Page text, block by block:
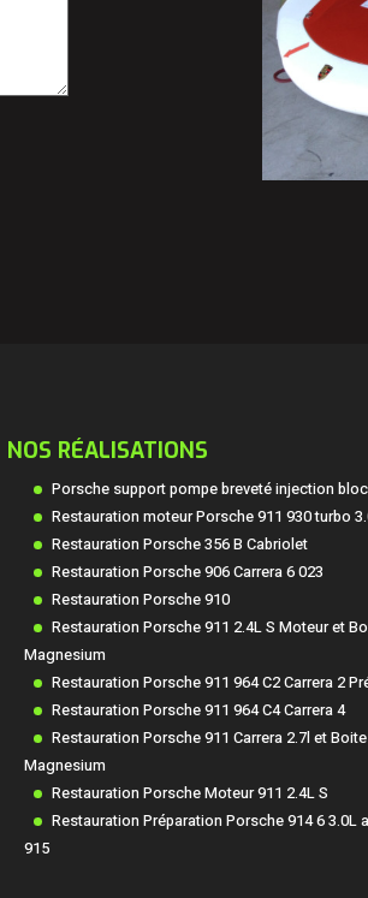
NOS RÉALISATIONS
Porsche support pompe breveté injection
Restauration moteur Porsche 911 930 turbo
Restauration Porsche 356 B Cabriolet
Restauration Porsche 906 Carrera 6 023
Restauration Porsche 910
Restauration Porsche 911 2.4L S Moteur et
Magnesium
Restauration Porsche 911 964 C2 Carrera 2
Restauration Porsche 911 964 C4 Carrera 4
Restauration Porsche 911 Carrera 2.7l et
Magnesium
Restauration Porsche Moteur 911 2.4L S
Restauration Préparation Porsche 914 6 3.0L
915